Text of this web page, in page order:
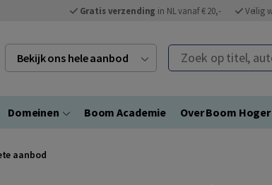
Gratis verzending in NL vanaf € 20,- Veilig
Bekijk ons hele aanbod Zoek op titel,
Domeinen Boom Academie Over Boom
aanbod